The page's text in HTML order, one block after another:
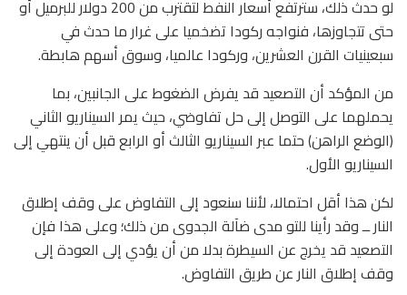
لو حدث ذلك، سترتفع أسعار النفط لتقترب من 200 دولار للبرميل أو
حتى تتجاوزها، فنواجه ركودا تضخميا على غرار ما حدث في
سبعينيات القرن العشرين، وركودا عالميا، وسوق أسهم هابطة.
من المؤكد أن التصعيد قد يفرض الضغوط على الجانبين، بما
يحملهما على التوصل إلى حل تفاوضي، حيث يمر السيناريو الثاني
(الوضع الراهن) حتما عبر السيناريو الثالث أو الرابع قبل أن ينتهي إلى
السيناريو الأول.
لكن هذا أقل احتمالا، لأننا سنعود إلى التفاوض على وقف إطلاق
النار ــ وقد رأينا للتو مدى ضآلة الجدوى من ذلك؛ وعلى هذا فإن
التصعيد قد يخرج عن السيطرة بدلا من أن يؤدي إلى العودة إلى
وقف إطلاق النار عن طريق التفاوض.